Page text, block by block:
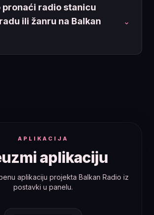
pronaći radio stanicu
ili žanru na Balkan
⌄
APLIKACIJA
aplikaciju
aplikaciju projekta Balkan Radio iz
postavki u panelu.